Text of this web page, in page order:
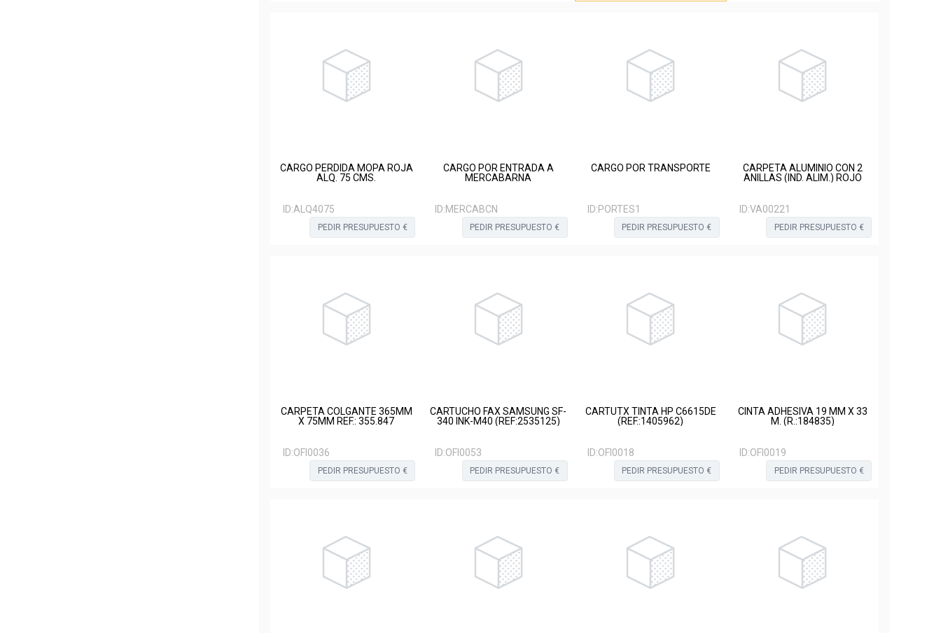
CARGO PERDIDA MOPA ROJA
ALQ. 75 CMS.
ID:ALQ4075
PEDIR PRESUPUESTO €
CARGO POR ENTRADA A
MERCABARNA
ID:MERCABCN
PEDIR PRESUPUESTO €
CARGO POR TRANSPORTE
ID:PORTES1
PEDIR PRESUPUESTO €
CARPETA ALUMINIO CON 2
ANILLAS (IND. ALIM.) ROJO
ID:VA00221
PEDIR PRESUPUESTO €
CARPETA COLGANTE 365MM
X 75MM REF.: 355.847
ID:OFI0036
PEDIR PRESUPUESTO €
CARTUCHO FAX SAMSUNG SF-
340 INK-M40 (REF:2535125)
ID:OFI0053
PEDIR PRESUPUESTO €
CARTUTX TINTA HP C6615DE
(REF.:1405962)
ID:OFI0018
PEDIR PRESUPUESTO €
CINTA ADHESIVA 19 MM X 33
M. (R.:184835)
ID:OFI0019
PEDIR PRESUPUESTO €